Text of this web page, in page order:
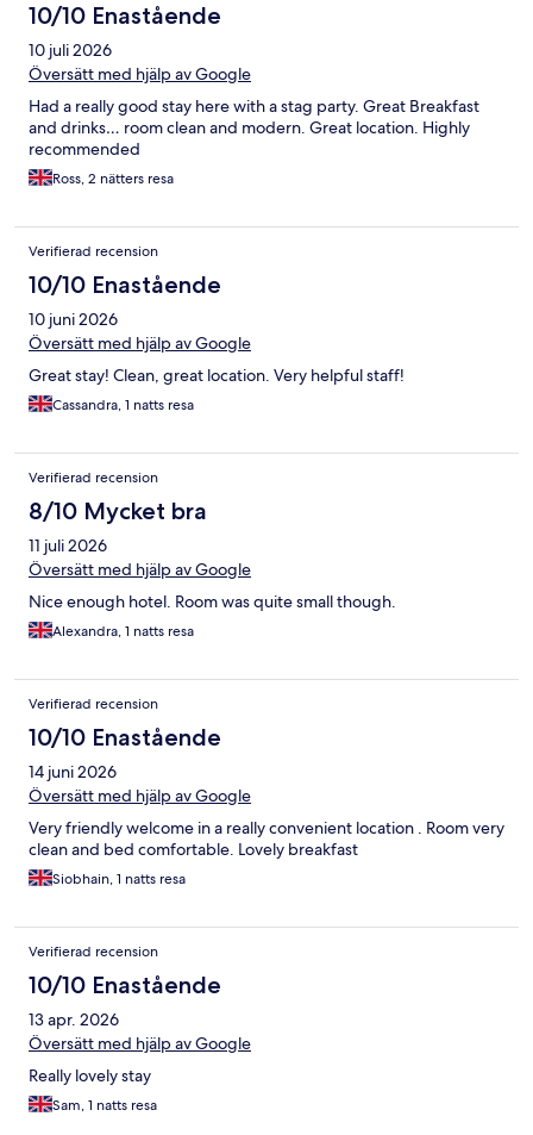
10/10 Enastående
10 juli 2026
Översätt med hjälp av Google
Had a really good stay here with a stag party. Great Breakfast
and drinks… room clean and modern. Great location. Highly
recommended
Ross, 2 nätters resa
Verifierad recension
10/10 Enastående
10 juni 2026
Översätt med hjälp av Google
Great stay! Clean, great location. Very helpful staff!
Cassandra, 1 natts resa
Verifierad recension
8/10 Mycket bra
11 juli 2026
Översätt med hjälp av Google
Nice enough hotel. Room was quite small though.
Alexandra, 1 natts resa
Verifierad recension
10/10 Enastående
14 juni 2026
Översätt med hjälp av Google
Very friendly welcome in a really convenient location . Room very
clean and bed comfortable. Lovely breakfast
Siobhain, 1 natts resa
Verifierad recension
10/10 Enastående
13 apr. 2026
Översätt med hjälp av Google
Really lovely stay
Sam, 1 natts resa